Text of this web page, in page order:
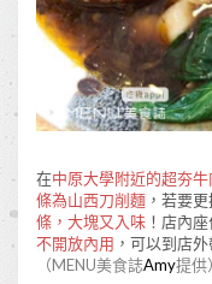
在中原大學附近的超夯
條為山西刀削麵 ，若要
條，大塊又入味 ！店內
不開放內用 ，可以到店
（MENU美食誌Amy提供）